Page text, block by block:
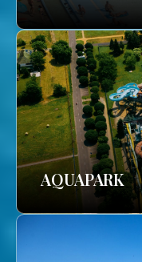
AQUAPARK